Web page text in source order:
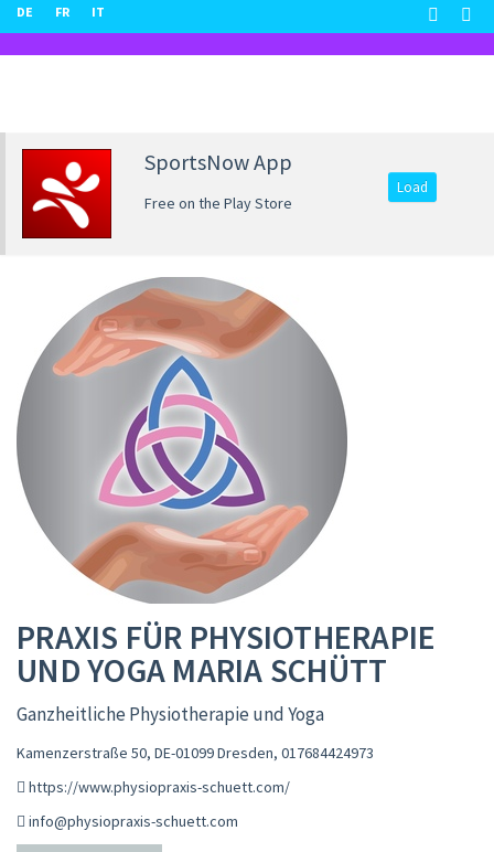
DE FR IT
SportsNow App
Free on the Play Store
Load
PRAXIS FÜR PHYSIOTHERAPIE
UND YOGA MARIA SCHÜTT
Ganzheitliche Physiotherapie und Yoga
Kamenzerstraße 50, DE-01099 Dresden, 017684424973
https://www.physiopraxis-schuett.com/
info@physiopraxis-schuett.com